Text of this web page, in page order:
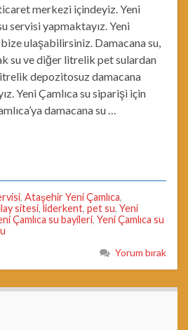
ticaret merkezi içindeyiz. Yeni
servisi yapmaktayız. Yeni
ulaşabilirsiniz. Damacana su,
su ve diğer litrelik pet sulardan
depozitosuz damacana
Yeni Çamlıca su siparişi için
damacana su …
, Ataşehir Yeni Çamlıca,
sitesi, liderkent, pet su, Yeni
Çamlıca su bayileri, Yeni Çamlıca su
Yorum bırak